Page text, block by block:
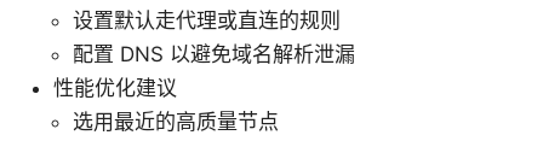
设置默认走代理或直连的规则
配置 DNS 以避免域名解析泄漏
性能优化建议
选用最近的高质量节点